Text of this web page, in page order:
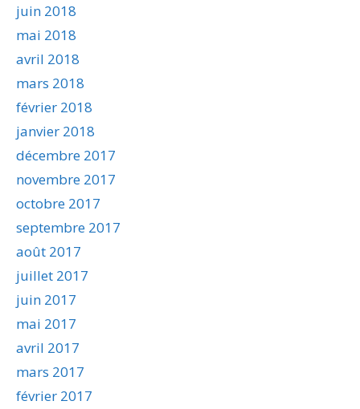
juin 2018
mai 2018
avril 2018
mars 2018
février 2018
janvier 2018
décembre 2017
novembre 2017
octobre 2017
septembre 2017
août 2017
juillet 2017
juin 2017
mai 2017
avril 2017
mars 2017
février 2017